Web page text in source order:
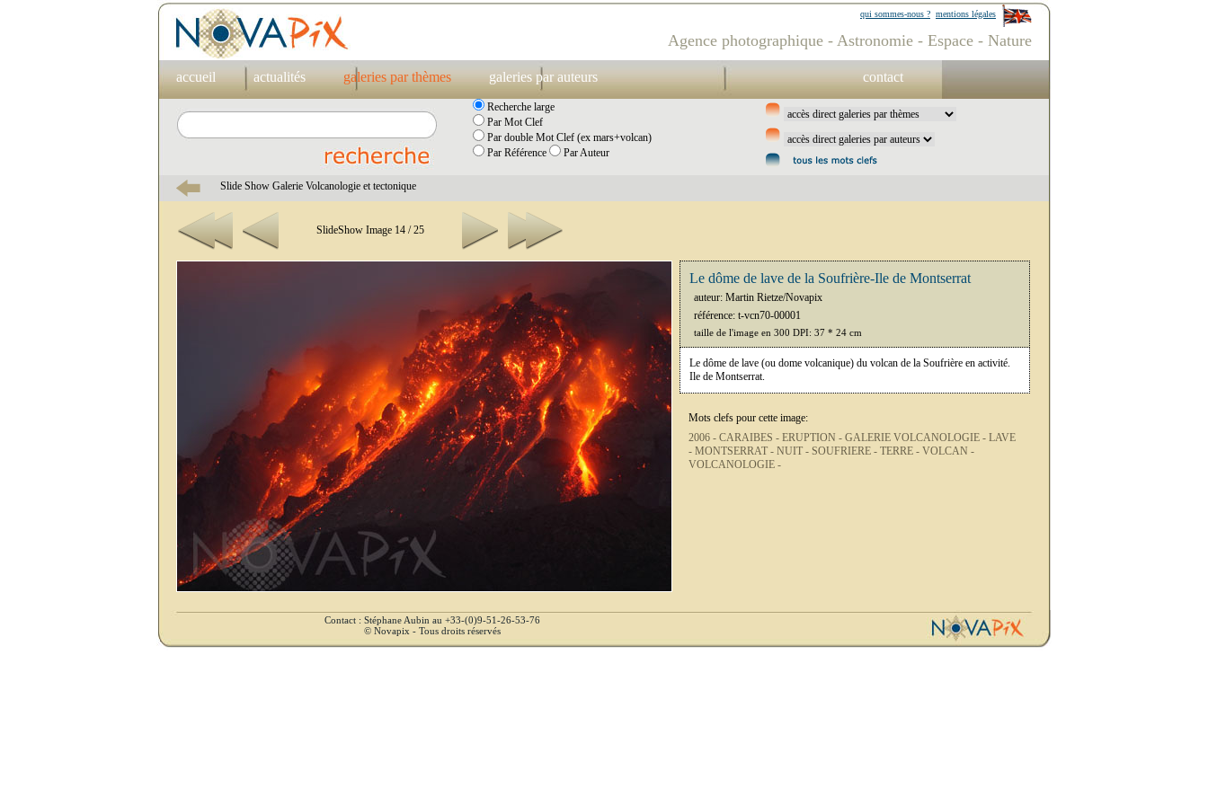
mentions légales
qui sommes-nous ?
Agence photographique - Astronomie - Espace - Nature
accueil actualités galeries par thèmes galeries par auteurs contact
Recherche large
Par Mot Clef
Par double Mot Clef (ex mars+volcan)
Par Référence
Par Auteur
Slide Show Galerie Volcanologie et tectonique
SlideShow Image 14 / 25
Le dôme de lave de la Soufrière-Ile de Montserrat
auteur: Martin Rietze/Novapix
référence: t-vcn70-00001
taille de l'image en 300 DPI: 37 * 24 cm
Le dôme de lave (ou dome volcanique) du volcan de la Soufrière en activité.
Ile de Montserrat.
Mots clefs pour cette image:
2006 - CARAIBES - ERUPTION - GALERIE VOLCANOLOGIE - LAVE
- MONTSERRAT - NUIT - SOUFRIERE - TERRE - VOLCAN -
VOLCANOLOGIE -
Contact : Stéphane Aubin au +33-(0)9-51-26-53-76
© Novapix - Tous droits réservés